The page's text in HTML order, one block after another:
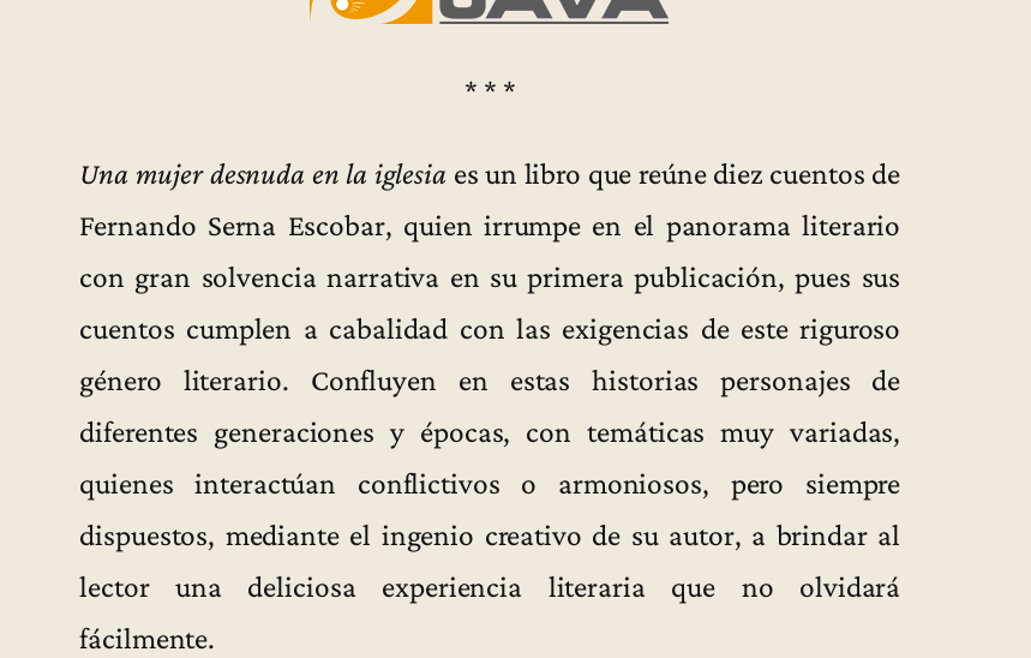
* * *
Una mujer desnuda en la iglesiaes un libro que reúne diez cuentos de
Fernando Serna Escobar, quien irrumpe en el panorama literario
con gran solvencia narrativa en su primera publicación, pues sus
cuentos cumplen a cabalidad con las exigencias de este riguroso
género literario. Confluyen en estas historias personajes de
diferentes generaciones y épocas, con temáticas muy variadas,
quienes interactúan conflictivos o armoniosos, pero siempre
dispuestos, mediante el ingenio creativo de su autor, a brindar al
lector una deliciosa experiencia literaria que no olvidará
fácilmente.